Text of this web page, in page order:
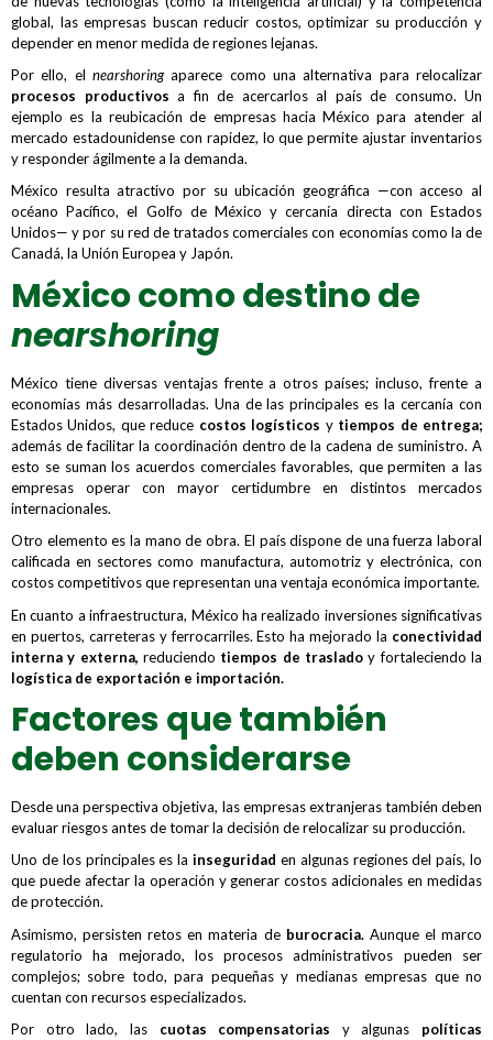
global, las empresas buscan reducir costos, optimizar su producción y
depender en menor medida de regiones lejanas.
Por ello, el nearshoringaparece como una alternativa para relocalizar
procesos productivos a fin de acercarlos al país de consumo. Un
ejemplo es la reubicación de empresas hacia México para atender al
mercado estadounidense con rapidez, lo que permite ajustar inventarios
y responder ágilmente a la demanda.
México resulta atractivo por su ubicación geográfica —con acceso al
océano Pacífico, el Golfo de México y cercanía directa con Estados
Unidos— y por su red de tratados comerciales con economías como la de
Canadá, la Unión Europea y Japón.
México como destino de
nearshoring
México tiene diversas ventajas frente a otros países; incluso, frente a
economías más desarrolladas. Una de las principales es la cercanía con
Estados Unidos, que reduce costos logísticos y tiempos de entrega;
además de facilitar la coordinación dentro de la cadena de suministro. A
esto se suman los acuerdos comerciales favorables, que permiten a las
empresas operar con mayor certidumbre en distintos mercados
internacionales.
Otro elemento es la mano de obra. El país dispone de una fuerza laboral
calificada en sectores como manufactura, automotriz y electrónica, con
costos competitivos que representan una ventaja económica importante.
En cuanto a infraestructura, México ha realizado inversiones significativas
en puertos, carreteras y ferrocarriles. Esto ha mejorado la conectividad
interna y externa, reduciendo tiempos de traslado y fortaleciendo la
logística de exportación e importación.
Factores que también
deben considerarse
Desde una perspectiva objetiva, las empresas extranjeras también deben
evaluar riesgos antes de tomar la decisión de relocalizar su producción.
Uno de los principales es la inseguridad en algunas regiones del país, lo
que puede afectar la operación y generar costos adicionales en medidas
de protección.
Asimismo, persisten retos en materia de burocracia.Aunque el marco
regulatorio ha mejorado, los procesos administrativos pueden ser
complejos; sobre todo, para pequeñas y medianas empresas que no
cuentan con recursos especializados.
Por otro lado, las cuotas compensatorias y algunas políticas